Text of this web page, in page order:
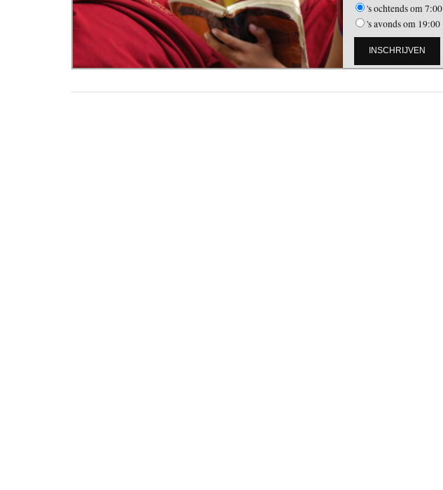
's ochtends om 7:00
's avonds om 19:00